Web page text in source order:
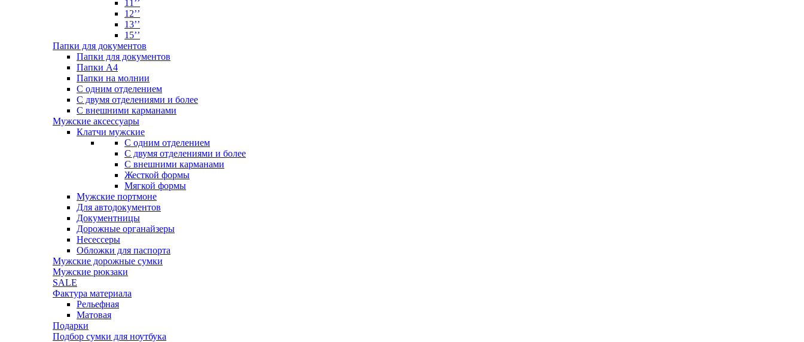
11’’
12’’
13’’
15’’
Папки для документов
Папки для документов
Папки А4
Папки на молнии
С одним отделением
С двумя отделениями и более
С внешними карманами
Мужские аксессуары
Клатчи мужские
С одним отделением
С двумя отделениями и более
С внешними карманами
Жесткой формы
Мягкой формы
Мужские портмоне
Для автодокументов
Документницы
Дорожные органайзеры
Несессеры
Обложки для паспорта
Мужские дорожные сумки
Мужские рюкзаки
SALE
Фактура материала
Рельефная
Матовая
Подарки
Подбор сумки для ноутбука